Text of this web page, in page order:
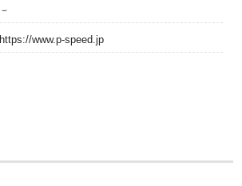
－
https://www.p-speed.jp